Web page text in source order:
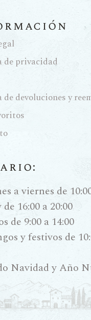
de privacidad
devoluciones y
a viernes de
de 16:00 a 20:00
de 9:00 a 14:00
y festivos de
Navidad y Año